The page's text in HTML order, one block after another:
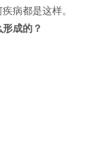
病都是这样。
成的？